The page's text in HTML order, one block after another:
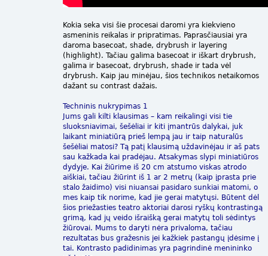
Kokia seka visi šie procesai daromi yra kiekvieno
asmeninis reikalas ir pripratimas. Paprasčiausiai yra
daroma basecoat, shade, drybrush ir layering
(highlight). Tačiau galima basecoat ir iškart drybrush,
galima ir basecoat, drybrush, shade ir tada vėl
drybrush. Kaip jau minėjau, šios technikos netaikomos
dažant su contrast dažais.
Techninis nukrypimas 1
Jums gali kilti klausimas – kam reikalingi visi tie
sluoksniavimai, šešėliai ir kiti įmantrūs dalykai, juk
laikant miniatiūrą prieš lempą jau ir taip naturalūs
šešėliai matosi? Tą patį klausimą uždavinėjau ir aš pats
sau kažkada kai pradėjau. Atsakymas slypi miniatiūros
dydyje. Kai žiūrime iš 20 cm atstumo viskas atrodo
aiškiai, tačiau žiūrint iš 1 ar 2 metrų (kaip įprasta prie
stalo žaidimo) visi niuansai pasidaro sunkiai matomi, o
mes kaip tik norime, kad jie gerai matytųsi. Būtent dėl
šios priežasties teatro aktoriai darosi ryškų kontrastingą
grimą, kad jų veido išraišką gerai matytų toli sėdintys
žiūrovai. Mums to daryti nėra privaloma, tačiau
rezultatas bus gražesnis jei kažkiek pastangų įdėsime į
tai. Kontrasto padidinimas yra pagrindinė menininko